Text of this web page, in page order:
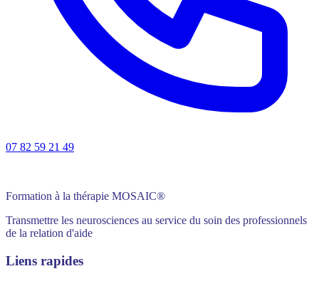
07 82 59 21 49
Formation à la thérapie MOSAIC®
Transmettre les neurosciences au service du soin des professionnels
de la relation d'aide
Liens rapides